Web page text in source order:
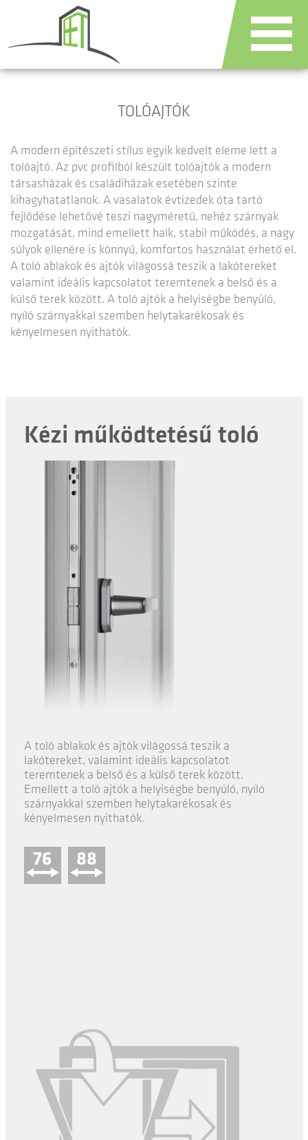
TOLÓAJTÓK
A modern építészeti stílus egyik kedvelt eleme lett a
tolóajtó. Az pvc profilból készült tolóajtók a modern
társasházak és családiházak esetében szinte
kihagyhatatlanok. A vasalatok évtizedek óta tartó
fejlődése lehetővé teszi nagyméretű, nehéz szárnyak
mozgatását, mind emellett halk, stabil működés, a nagy
súlyok ellenére is könnyű, komfortos használat érhető el.
A toló ablakok és ajtók világossá teszik a lakótereket
valamint ideális kapcsolatot teremtenek a belső és a
külső terek között. A toló ajtók a helyiségbe benyúló,
nyíló szárnyakkal szemben helytakarékosak és
kényelmesen nyithatók.
Kézi működtetésű toló
A toló ablakok és ajtók világossá teszik a
lakótereket, valamint ideális kapcsolatot
teremtenek a belső és a külső terek között.
Emellett a toló ajtók a helyiségbe benyúló, nyíló
szárnyakkal szemben helytakarékosak és
kényelmesen nyithatók.
76 88